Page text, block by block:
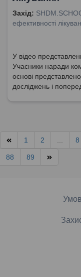
Захід:
ефективності
У відео
Учасники наради
основі
досліджень і
1 2 8
88 89